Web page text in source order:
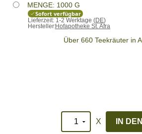
MENGE: 1000 G
Sofort verfügbar
Lieferzeit: 1-2 Werktage (DE)
Hersteller:Hofapotheke St. Afra
Über 660 Teekräuter in
X